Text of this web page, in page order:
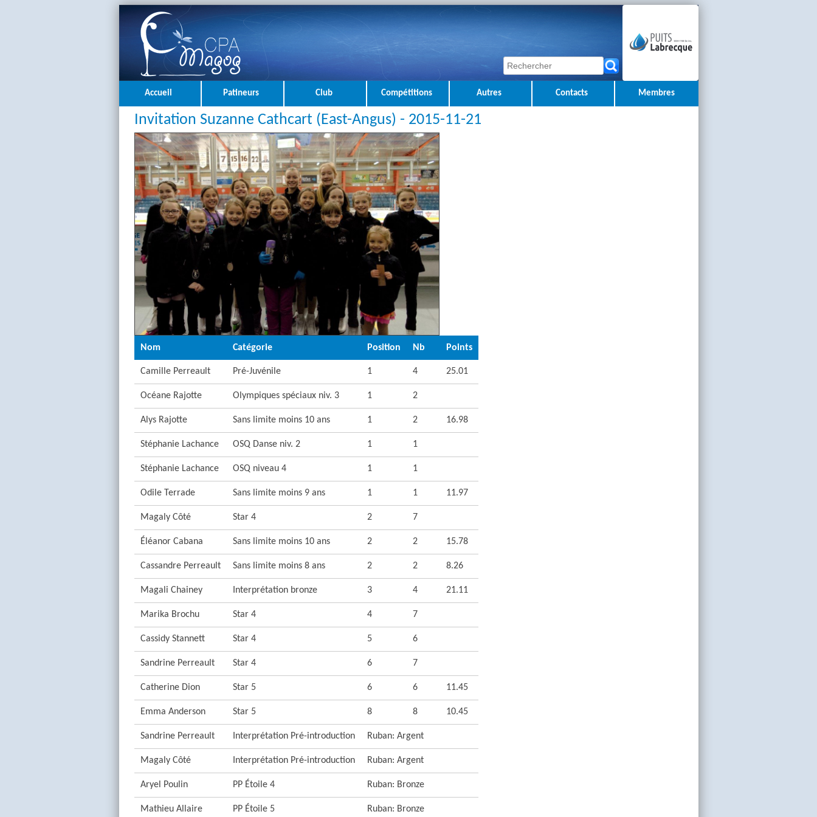
Accueil Patineurs Club Compétitions Autres Contacts Membres
Invitation Suzanne Cathcart (East-Angus) - 2015-11-21
Nom Catégorie Position Nb Points
Camille Perreault Pré-Juvénile 1 4 25.01
Océane Rajotte Olympiques spéciaux niv. 3 1 2
Alys Rajotte Sans limite moins 10 ans 1 2 16.98
Stéphanie Lachance OSQ Danse niv. 2 1 1
Stéphanie Lachance OSQ niveau 4 1 1
Odile Terrade Sans limite moins 9 ans 1 1 11.97
Magaly Côté Star 4 2 7
Éléanor Cabana Sans limite moins 10 ans 2 2 15.78
Cassandre Perreault Sans limite moins 8 ans 2 2 8.26
Magali Chainey Interprétation bronze 3 4 21.11
Marika Brochu Star 4 4 7
Cassidy Stannett Star 4 5 6
Sandrine Perreault Star 4 6 7
Catherine Dion Star 5 6 6 11.45
Emma Anderson Star 5 8 8 10.45
Sandrine Perreault Interprétation Pré-introduction Ruban: Argent
Magaly Côté Interprétation Pré-introduction Ruban: Argent
Aryel Poulin PP Étoile 4 Ruban: Bronze
Mathieu Allaire PP Étoile 5 Ruban: Bronze